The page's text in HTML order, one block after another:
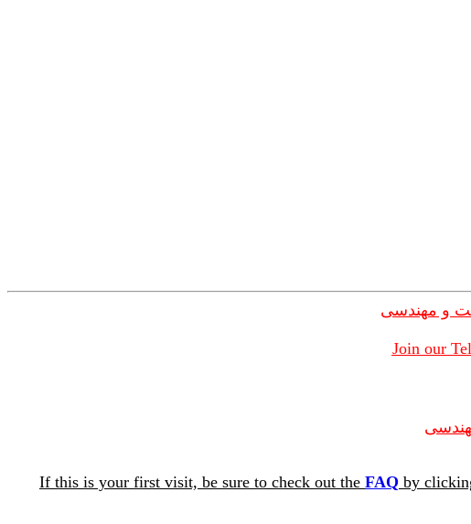
و مهندسی
Join our
If this is your first visit, be sure to check out the FAQ by